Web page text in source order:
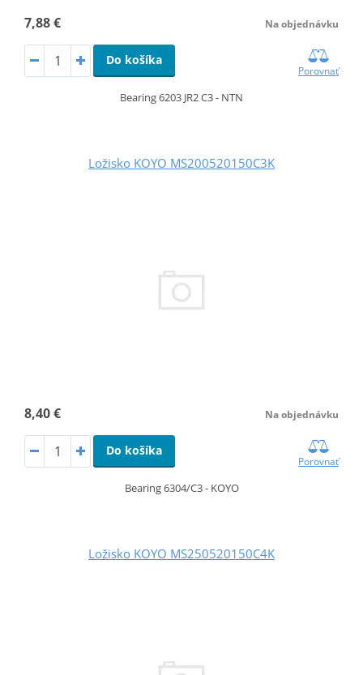
7,88 € Na objednávku
Do košíka
Porovnať
Bearing 6203 JR2 C3 - NTN
Ložisko KOYO MS200520150C3K
8,40 € Na objednávku
Do košíka
Porovnať
Bearing 6304/C3 - KOYO
Ložisko KOYO MS250520150C4K